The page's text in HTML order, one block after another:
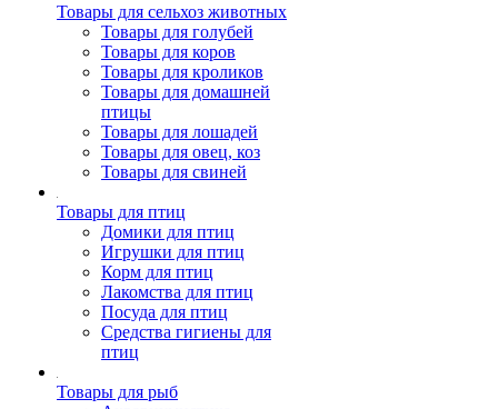
Товары для сельхоз животных
Товары для голубей
Товары для коров
Товары для кроликов
Товары для домашней
птицы
Товары для лошадей
Товары для овец, коз
Товары для свиней
Товары для птиц
Домики для птиц
Игрушки для птиц
Корм для птиц
Лакомства для птиц
Посуда для птиц
Средства гигиены для
птиц
Товары для рыб